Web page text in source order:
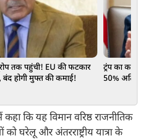
तक पहुंची! EU की फटकार
बंद होगी मुफ्त की कमाई!
ट्रंप का
50%
कि यह विमान वरिष्ठ राजनीतिक
घरेलू और अंतरराष्ट्रीय यात्रा के